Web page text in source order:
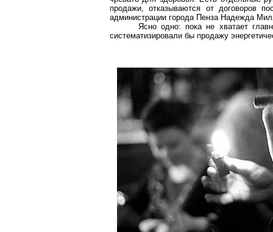
продажи, отказываются от договоров
администрации города Пенза Надежда
Ясно одно: пока не хватает
систематизировали бы продажу